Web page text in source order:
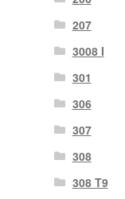
207
3008 I
301
306
307
308
308 T9